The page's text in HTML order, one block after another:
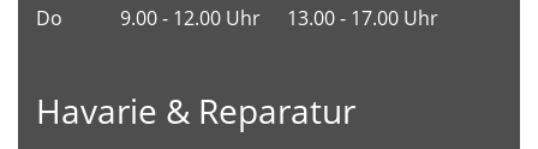
Do
9.00 - 12.00 Uhr 13.00 - 17.00 Uhr
Havarie & Reparatur